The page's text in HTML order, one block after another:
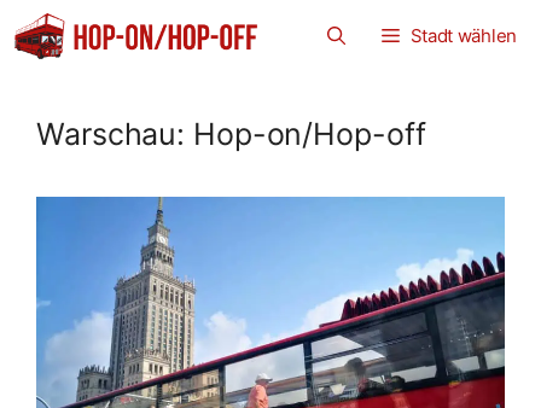
Zum
Inhalt
Stadt wählen
Warschau: Hop-on/Hop-off